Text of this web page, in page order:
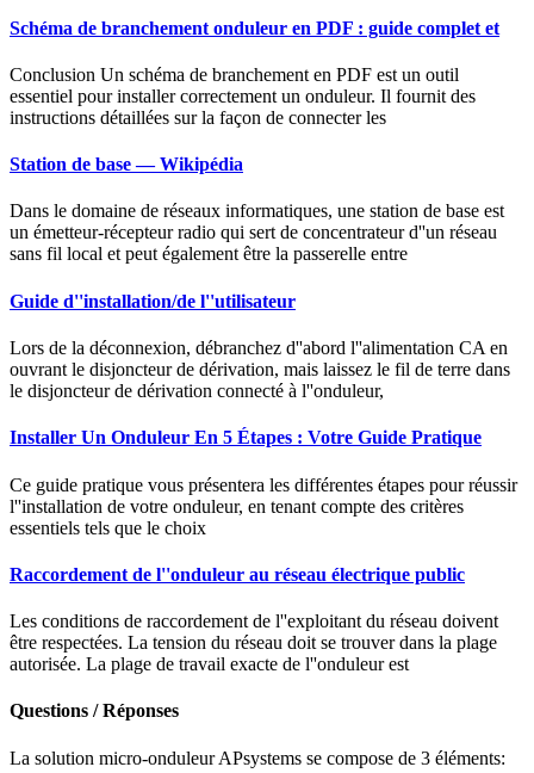
Schéma de branchement onduleur en PDF : guide complet et
Conclusion Un schéma de branchement en PDF est un outil
essentiel pour installer correctement un onduleur. Il fournit des
instructions détaillées sur la façon de connecter les
Station de base — Wikipédia
Dans le domaine de réseaux informatiques, une station de base est
un émetteur-récepteur radio qui sert de concentrateur d''un réseau
sans fil local et peut également être la passerelle entre
Guide d''installation/de l''utilisateur
Lors de la déconnexion, débranchez d''abord l''alimentation CA en
ouvrant le disjoncteur de dérivation, mais laissez le fil de terre dans
le disjoncteur de dérivation connecté à l''onduleur,
Installer Un Onduleur En 5 Étapes : Votre Guide Pratique
Ce guide pratique vous présentera les différentes étapes pour réussir
l''installation de votre onduleur, en tenant compte des critères
essentiels tels que le choix
Raccordement de l''onduleur au réseau électrique public
Les conditions de raccordement de l''exploitant du réseau doivent
être respectées. La tension du réseau doit se trouver dans la plage
autorisée. La plage de travail exacte de l''onduleur est
Questions / Réponses
La solution micro-onduleur APsystems se compose de 3 éléments: